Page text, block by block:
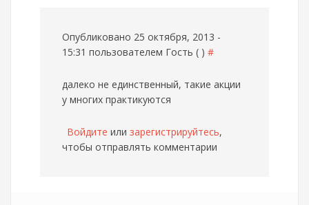
Опубликовано 25 октября, 2013 -
15:31 пользователем Гость ( ) #
далеко не единственный, такие акции
у многих практикуются
Войдите или зарегистрируйтесь,
чтобы отправлять комментарии